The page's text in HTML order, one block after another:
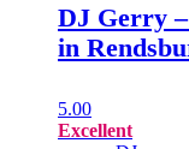
DJ Gerry
in
5.00
Excellent